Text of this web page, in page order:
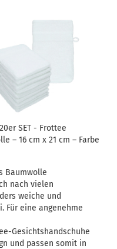
SET - Frottee
– 16 cm x 21 cm – Farbe
Baumwolle
nach vielen
weiche und
Für eine angenehme
Gesichtshandschuhe
und passen somit in